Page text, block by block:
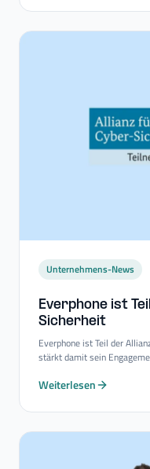
Unternehmens-News
Everphone ist
Sicherheit
Everphone ist Teil der
stärkt damit sein
Weiterlesen